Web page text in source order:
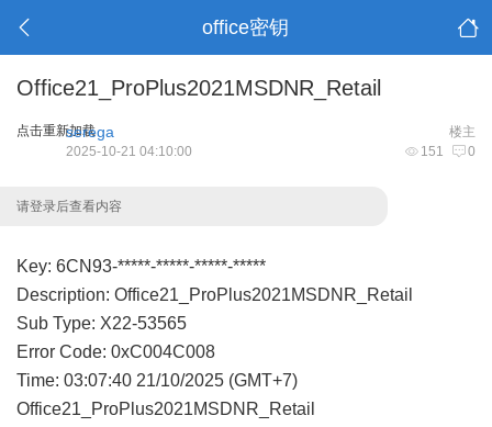
office密钥
Office21_ProPlus2021MSDNR_Retail
点击重新加载 楼主
serega
151 0
2025-10-21 04:10:00
请登录后查看内容
Key: 6CN93-*****-*****-*****-*****
Description: Office21_ProPlus2021MSDNR_Retail
Sub Type: X22-53565
Error Code: 0xC004C008
Time: 03:07:40 21/10/2025 (GMT+7)
Office21_ProPlus2021MSDNR_Retail